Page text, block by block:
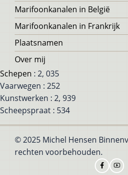
Marifoonkanalen in België
Marifoonkanalen in Frankrijk
Plaatsnamen
Over mij
Schepen : 2, 035
Vaarwegen : 252
Kunstwerken : 2, 939
Scheepspraat : 534
© 2025 Michel Hensen
rechten voorbehouden.